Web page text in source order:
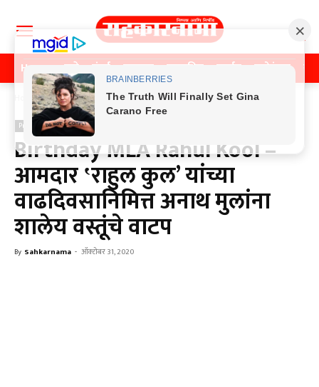
Home पुणे मुंबई महाराष्ट्र राजकीय क्राईम मनोरंजन
Home Previos News
Previos News
Birthday MLA Rahul Kool –
आमदार ‛राहुल कुल’ यांच्या
वाढदिवसानिमित्त अनाथ मुलांना
शालेय वस्तूंचे वाटप
By Sahkarnama - ऑक्टोबर 31, 2020